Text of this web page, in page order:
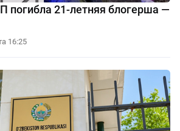
погибла 21-летняя блогерша —
16:25